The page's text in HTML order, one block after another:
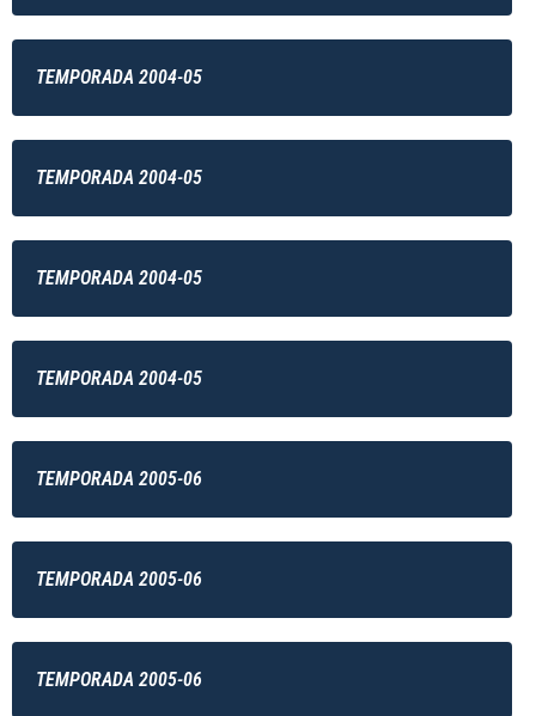
TEMPORADA 2004-05
TEMPORADA 2004-05
TEMPORADA 2004-05
TEMPORADA 2004-05
TEMPORADA 2005-06
TEMPORADA 2005-06
TEMPORADA 2005-06